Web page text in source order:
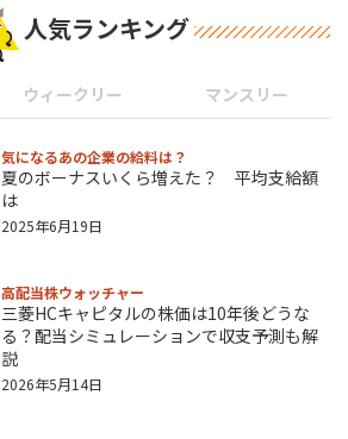
人気ランキング
ウィークリー マンスリー
気になるあの企業の給料は？
夏のボーナスいくら増えた？ 平均支給額
は
2025年6月19日
高配当株ウォッチャー
三菱HCキャピタルの株価は10年後どうな
る？配当シミュレーションで収支予測も解
説
2026年5月14日